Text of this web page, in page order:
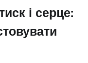
і серце: